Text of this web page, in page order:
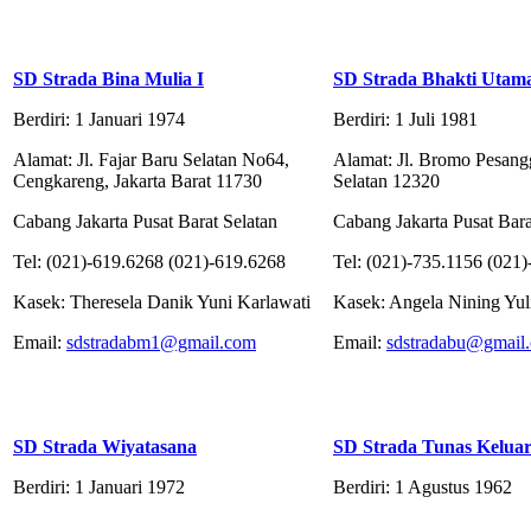
SD Strada Bina Mulia I
Berdiri: 1 Januari 1974
Alamat: Jl. Fajar Baru Selatan No64,
Cengkareng, Jakarta Barat 11730
Cabang Jakarta Pusat Barat Selatan
Tel: (021)-619.6268 (021)-619.6268
Kasek: Theresela Danik Yuni Karlawati
Email: sdstradabm1@gmail.com
SD Strada Bhakti
Berdiri: 1 Juli 1981
Alamat: Jl. Bromo
Selatan 12320
Cabang Jakarta Pusat
Tel: (021)-735.1156
Kasek: Angela Nining
Email:
SD Strada Wiyatasana
Berdiri: 1 Januari 1972
SD Strada Tunas
Berdiri: 1 Agustus 1962